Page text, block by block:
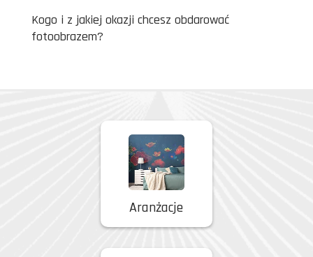
Kogo i z jakiej okazji chcesz obdarować
fotoobrazem?
Aranżacje